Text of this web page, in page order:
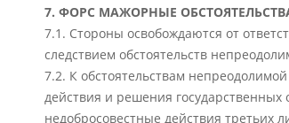
7. ФОРС МАЖОРНЫЕ
7.1. Стороны освобождаются от
следствием обстоятельств
7.2. К обстоятельствам
действия и решения государственных
недобросовестные действия